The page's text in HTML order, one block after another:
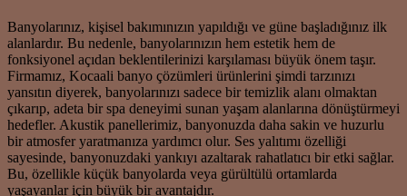
Banyolarınız, kişisel bakımınızın yapıldığı ve güne başladığınız ilk
alanlardır. Bu nedenle, banyolarınızın hem estetik hem de
fonksiyonel açıdan beklentilerinizi karşılaması büyük önem taşır.
Firmamız, Kocaali banyo çözümleri ürünlerini şimdi tarzınızı
yansıtın diyerek, banyolarınızı sadece bir temizlik alanı olmaktan
çıkarıp, adeta bir spa deneyimi sunan yaşam alanlarına dönüştürmeyi
hedefler. Akustik panellerimiz, banyonuzda daha sakin ve huzurlu
bir atmosfer yaratmanıza yardımcı olur. Ses yalıtımı özelliği
sayesinde, banyonuzdaki yankıyı azaltarak rahatlatıcı bir etki sağlar.
Bu, özellikle küçük banyolarda veya gürültülü ortamlarda
yaşayanlar için büyük bir avantajdır.